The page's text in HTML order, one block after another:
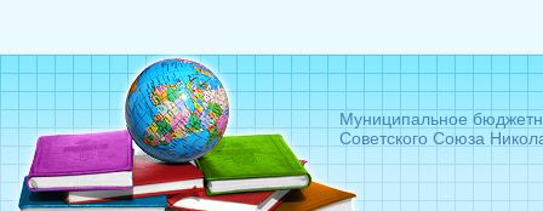
Муниципальное
Советского Союза